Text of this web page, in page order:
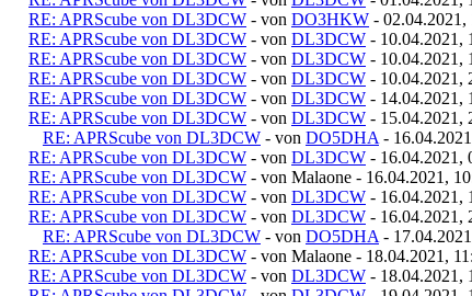
RE: APRScube von DL3DCW - von DO3HKW - 02.04.2021,
RE: APRScube von DL3DCW - von DL3DCW - 10.04.2021,
RE: APRScube von DL3DCW - von DL3DCW - 10.04.2021,
RE: APRScube von DL3DCW - von DL3DCW - 10.04.2021,
RE: APRScube von DL3DCW - von DL3DCW - 14.04.2021,
RE: APRScube von DL3DCW - von DL3DCW - 15.04.2021,
RE: APRScube von DL3DCW - von DO5DHA -
RE: APRScube von DL3DCW - von DL3DCW - 16.04.2021,
RE: APRScube von DL3DCW - von Malaone - 16.04.2021,
RE: APRScube von DL3DCW - von DL3DCW - 16.04.2021,
RE: APRScube von DL3DCW - von DL3DCW - 16.04.2021,
RE: APRScube von DL3DCW - von DO5DHA -
RE: APRScube von DL3DCW - von Malaone - 18.04.2021,
RE: APRScube von DL3DCW - von DL3DCW - 18.04.2021,